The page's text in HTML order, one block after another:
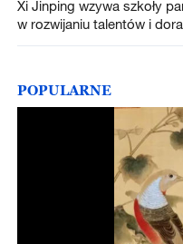
Xi Jinping wzywa szkoły
w rozwijaniu talentów i
POPULARNE